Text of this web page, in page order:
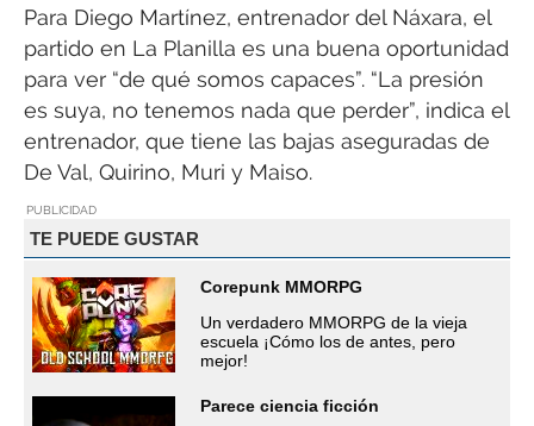
Para Diego Martínez, entrenador del Náxara, el
partido en La Planilla es una buena oportunidad
para ver “de qué somos capaces”. “La presión
es suya, no tenemos nada que perder”, indica el
entrenador, que tiene las bajas aseguradas de
De Val, Quirino, Muri y Maiso.
PUBLICIDAD
TE PUEDE GUSTAR
Corepunk MMORPG
Un verdadero MMORPG de la vieja
escuela ¡Cómo los de antes, pero
mejor!
Parece ciencia ficción